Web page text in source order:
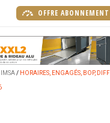
OFFRE ABONNEMENT
IMSA HORAIRES, ENGAGÉS, BOP,